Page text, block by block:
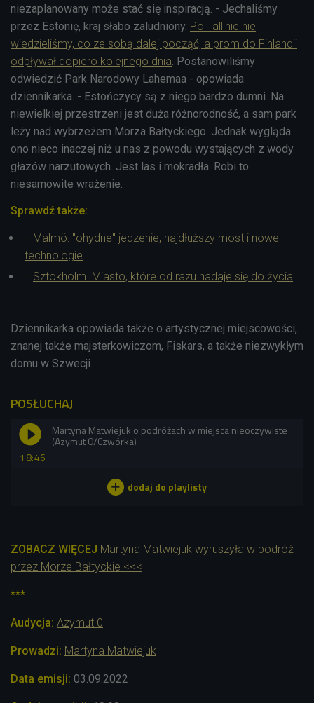
niezaplanowany może stać się inspiracją. - Jechaliśmy
przez Estonię, kraj słabo zaludniony. Po Tallinie nie
wiedzieliśmy, co ze sobą dalej począć, a prom do Finlandii
odpływał dopiero kolejnego dnia. Postanowiliśmy
odwiedzić Park Narodowy Lahemaa - opowiada
dziennikarka. - Estończycy są z niego bardzo dumni. Na
niewielkiej przestrzeni jest duża różnorodność, a sam park
leży nad wybrzeżem Morza Bałtyckiego. Jednak wygląda
ono nieco inaczej niż u nas z powodu wystających z wody
głazów narzutowych. Jest las i mokradła. Robi to
niesamowite wrażenie.
Sprawdź także:
Malmö: "ohydne" jedzenie, najdłuższy most i nowe
technologie
Sztokholm. Miasto, które od razu nadaje się do życia
Dziennikarka opowiada także o artystycznej miejscowości,
znanej także majsterkowiczom, Fiskars, a także niezwykłym
domu w Szwecji.
POSŁUCHAJ
18:46
Martyna Matwiejuk o podróżach w miejsca nieoczywiste
(Azymut 0/Czwórka)
ZOBACZ WIĘCEJ Martyna Matwiejuk wyruszyła w podróż
przez Morze Bałtyckie <<<
***
Audycja: Azymut 0
Prowadzi: Martyna Matwiejuk
Data emisji: 03.09.2022